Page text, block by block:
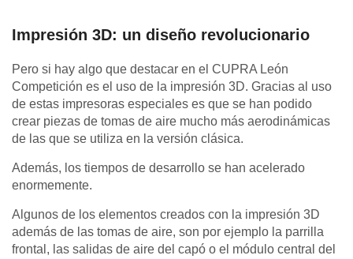
Impresión 3D: un diseño revolucionario
Pero si hay algo que destacar en el CUPRA León
Competición es el uso de la impresión 3D. Gracias al uso
de estas impresoras especiales es que se han podido
crear piezas de tomas de aire mucho más aerodinámicas
de las que se utiliza en la versión clásica.
Además, los tiempos de desarrollo se han acelerado
enormemente.
Algunos de los elementos creados con la impresión 3D
además de las tomas de aire, son por ejemplo la parrilla
frontal, las salidas de aire del capó o el módulo central del